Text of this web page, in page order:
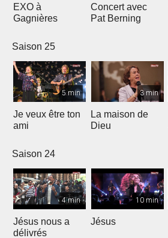
EXO à
Gagnières
Concert avec
Pat Berning
Saison 25
5 min
Je veux être ton
ami
3 min
La maison de
Dieu
Saison 24
4 min
Jésus nous a
délivrés
10 min
Jésus